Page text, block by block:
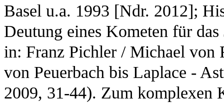
Basel u.a. 1993 [Ndr. 2012];
Deutung eines Kometen für
in: Franz Pichler / Michael von
von Peuerbach bis Laplace -
2009, 31-44). Zum komplexen